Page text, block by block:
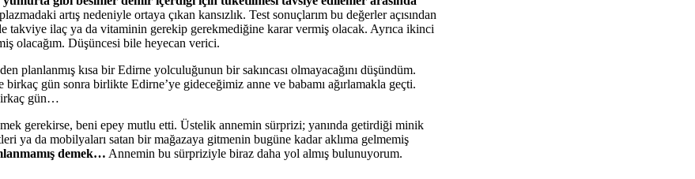
artış nedeniyle ortaya çıkan kansızlık. Test sonuçlarım bu değerler açısından
ilaç ya da vitaminin gerekip gerekmediğine karar vermiş olacak. Ayrıca ikinci
olacağım. Düşüncesi bile heyecan verici.
planlanmış kısa bir Edirne yolculuğunun bir sakıncası olmayacağını düşündüm.
gün sonra birlikte Edirne’ye gideceğimiz anne ve babamı ağırlamakla geçti.
gün…
gerekirse, beni epey mutlu etti. Üstelik annemin sürprizi; yanında getirdiği minik
ya da mobilyaları satan bir mağazaya gitmenin bugüne kadar aklıma gelmemiş
demek… Annemin bu sürpriziyle biraz daha yol almış bulunuyorum.